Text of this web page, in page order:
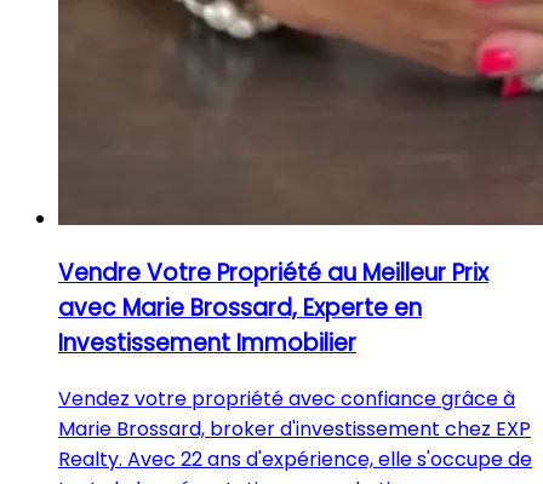
Vendre Votre Propriété au Meilleur Prix
avec Marie Brossard, Experte en
Investissement Immobilier
Vendez votre propriété avec confiance grâce à
Marie Brossard, broker d'investissement chez EXP
Realty. Avec 22 ans d'expérience, elle s'occupe de